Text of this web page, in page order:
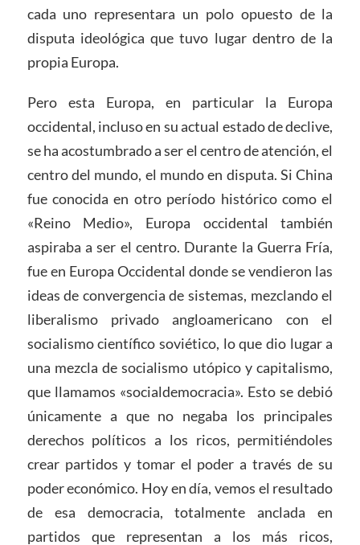
cada uno representara un polo opuesto de la
disputa ideológica que tuvo lugar dentro de la
propia Europa.
Pero esta Europa, en particular la Europa
occidental, incluso en su actual estado de declive,
se ha acostumbrado a ser el centro de atención, el
centro del mundo, el mundo en disputa. Si China
fue conocida en otro período histórico como el
«Reino Medio», Europa occidental también
aspiraba a ser el centro. Durante la Guerra Fría,
fue en Europa Occidental donde se vendieron las
ideas de convergencia de sistemas, mezclando el
liberalismo privado angloamericano con el
socialismo científico soviético, lo que dio lugar a
una mezcla de socialismo utópico y capitalismo,
que llamamos «socialdemocracia». Esto se debió
únicamente a que no negaba los principales
derechos políticos a los ricos, permitiéndoles
crear partidos y tomar el poder a través de su
poder económico. Hoy en día, vemos el resultado
de esa democracia, totalmente anclada en
partidos que representan a los más ricos,